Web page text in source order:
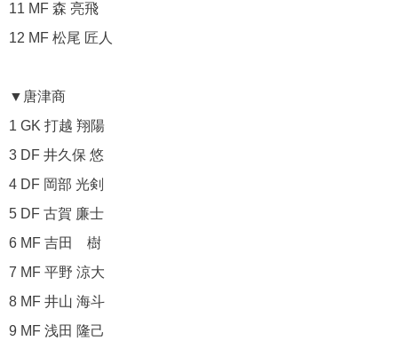
11 MF 森 亮飛
12 MF 松尾 匠人
▼唐津商
1 GK 打越 翔陽
3 DF 井久保 悠
4 DF 岡部 光剣
5 DF 古賀 廉士
6 MF 吉田 樹
7 MF 平野 涼大
8 MF 井山 海斗
9 MF 浅田 隆己